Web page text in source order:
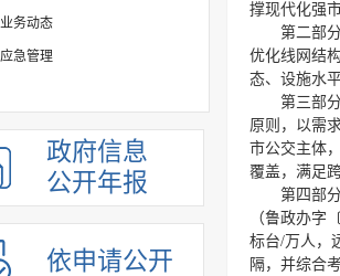
业务动态
应急管理
政府信息
公开年报
依申请公开
撑现代化强
第二部
优化线网结
态、设施水
第三部
原则，以需
市公交主体
覆盖，满足
第四部
（鲁政办字
标台/万人，
隔，并综合